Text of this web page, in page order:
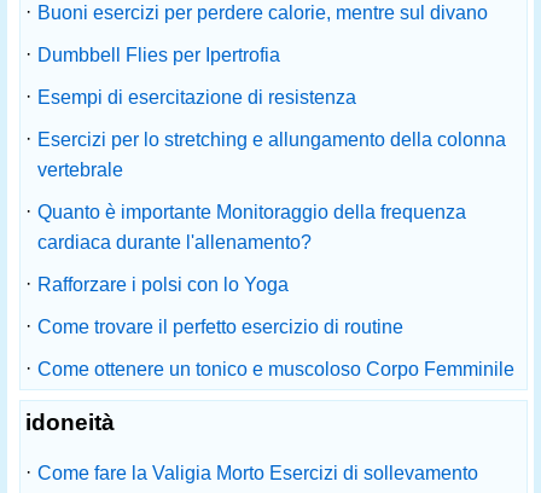
· Buoni esercizi per perdere calorie, mentre sul divano
· Dumbbell Flies per Ipertrofia
· Esempi di esercitazione di resistenza
· Esercizi per lo stretching e allungamento della colonna
vertebrale
· Quanto è importante Monitoraggio della frequenza
cardiaca durante l'allenamento?
· Rafforzare i polsi con lo Yoga
· Come trovare il perfetto esercizio di routine
· Come ottenere un tonico e muscoloso Corpo Femminile
idoneità
· Come fare la Valigia Morto Esercizi di sollevamento